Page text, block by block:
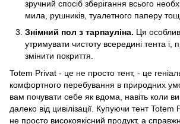
зручний спосіб зберігання всього
мила, рушників, туалетного паперу
Знімний пол з тарпауліна. Ця
утримувати чистоту всередині тента і,
змінити покриття.
Totem Privat - це не просто тент, - це
комфортного перебування в природних
вам почувати себе як вдома, навіть коли
далеко від цивілізації. Купуючи тент
не просто високоякісний продукт, а